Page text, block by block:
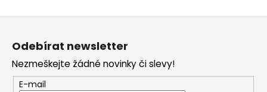
Z
Odebírat newsletter
Nezmeškejte žádné novinky či slevy!
E-mail